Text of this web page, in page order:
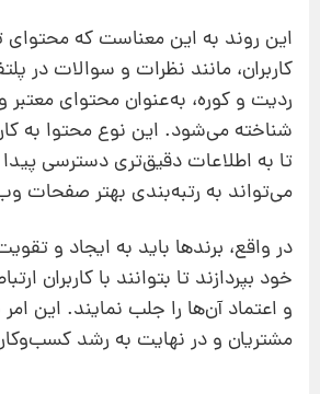
این روند به این معناست که
کاربران، مانند نظرات و سوالات در
ردیت و کوره، به‌عنوان محتوای معتبر
شناخته می‌شود. این نوع محتوا به
تا به اطلاعات دقیق‌تری دسترسی پیدا
می‌تواند به رتبه‌بندی بهتر صفحات
در واقع، برندها باید به ایجاد و
خود بپردازند تا بتوانند با کاربران
و اعتماد آن‌ها را جلب نمایند. این
مشتریان و در نهایت به رشد